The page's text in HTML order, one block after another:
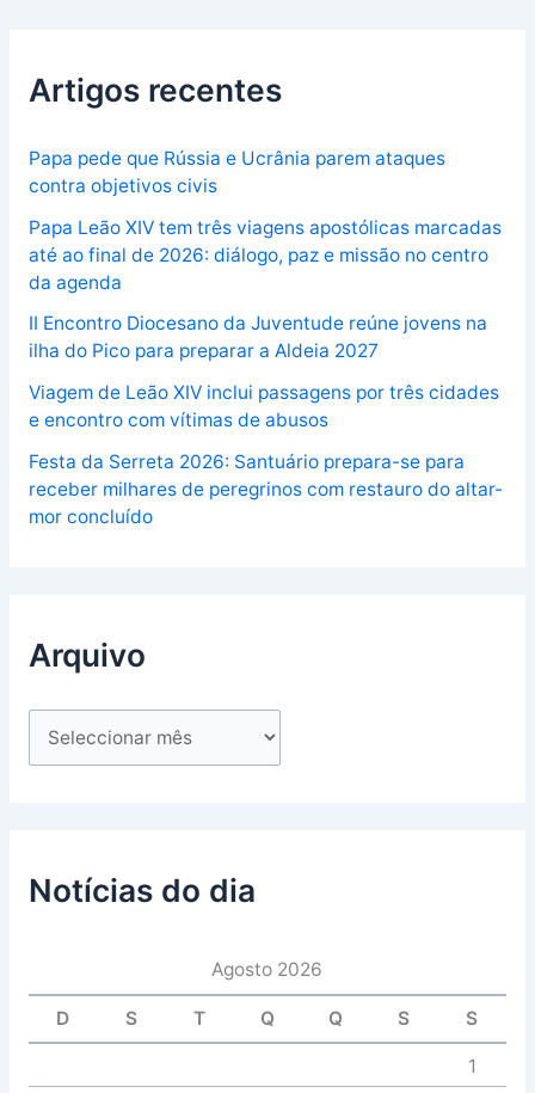
Artigos recentes
Papa pede que Rússia e Ucrânia parem ataques
contra objetivos civis
Papa Leão XIV tem três viagens apostólicas marcadas
até ao final de 2026: diálogo, paz e missão no centro
da agenda
II Encontro Diocesano da Juventude reúne jovens na
ilha do Pico para preparar a Aldeia 2027
Viagem de Leão XIV inclui passagens por três cidades
e encontro com vítimas de abusos
Festa da Serreta 2026: Santuário prepara-se para
receber milhares de peregrinos com restauro do altar-
mor concluído
Arquivo
Notícias do dia
Agosto 2026
D S T Q Q S S
1